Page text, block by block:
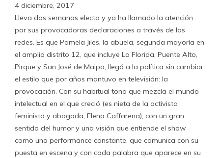
4 diciembre, 2017
Lleva dos semanas electa y ya ha llamado la atención
por sus provocadoras declaraciones a través de las
redes. Es que Pamela Jiles, la abuela, segunda mayoría en
el amplio distrito 12, que incluye La Florida, Puente Alto,
Pirque y San José de Maipo, llegó a la política sin cambiar
el estilo que por años mantuvo en televisión: la
provocación. Con su habitual tono que mezcla el mundo
intelectual en el que creció (es nieta de la activista
feminista y abogada, Elena Caffarena), con un gran
sentido del humor y una visión que entiende el show
como una performance constante, que comunica con su
puesta en escena y con cada palabra que aparece en su